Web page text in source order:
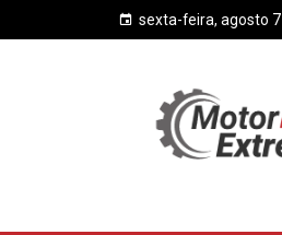
sexta-feira, agosto 7